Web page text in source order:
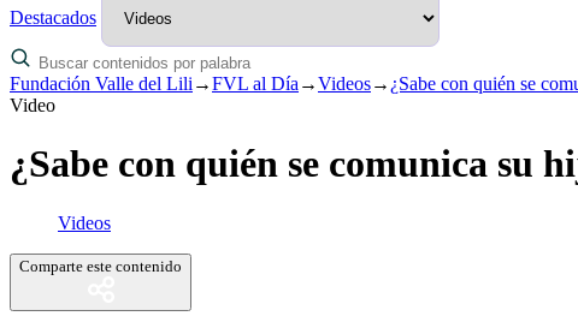
Destacados
Fundación Valle del Lili →FVL al Día →Videos→ ¿Sabe con quién se
Video
¿Sabe con quién se comunica su
Videos
Comparte este contenido